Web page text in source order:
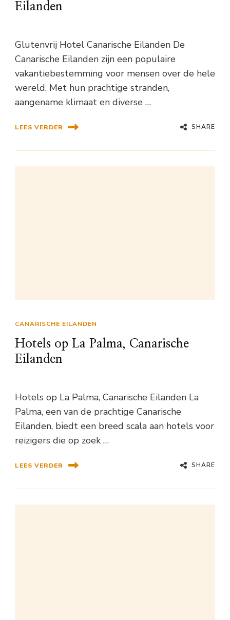
Eilanden
Glutenvrij Hotel Canarische Eilanden De
Canarische Eilanden zijn een populaire
vakantiebestemming voor mensen over de hele
wereld. Met hun prachtige stranden,
aangename klimaat en diverse …
LEES VERDER SHARE
CANARISCHE EILANDEN
Hotels op La Palma, Canarische
Eilanden
Hotels op La Palma, Canarische Eilanden La
Palma, een van de prachtige Canarische
Eilanden, biedt een breed scala aan hotels voor
reizigers die op zoek …
LEES VERDER SHARE